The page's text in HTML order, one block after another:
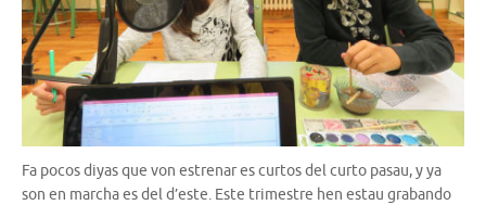
Fa pocos diyas que von estrenar es curtos del curto pasau, y ya
son en marcha es del d’este. Este trimestre hen estau grabando